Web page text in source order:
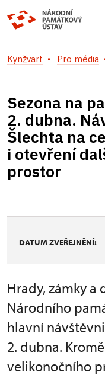
Kynžvart Pro média
Sezona na
2. dubna.
Šlechta na
i otevření
prostor
DATUM ZVEŘEJNĚNÍ:
Hrady, zámky a
Národního
hlavní
2. dubna.
velikonočního